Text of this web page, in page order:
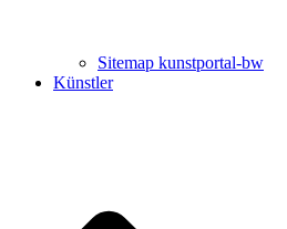
Sitemap kunstportal-bw
Künstler